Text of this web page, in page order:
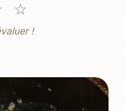
☆
!